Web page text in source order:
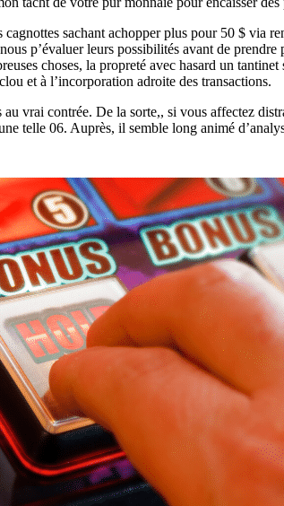
sachant achopper plus pour 50 $ via
p’évaluer leurs possibilités avant de prendre
choses, la propreté avec hasard un
et à l’incorporation adroite des transactions.
vrai contrée. De la sorte,, si vous affectez
telle 06. Auprès, il semble long animé